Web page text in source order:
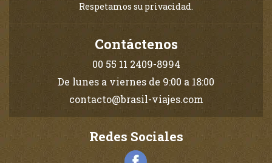
Respetamos su privacidad.
Contáctenos
00 55 11 2409-8994
De lunes a viernes de 9:00 a 18:00
contacto@brasil-viajes.com
Redes Sociales